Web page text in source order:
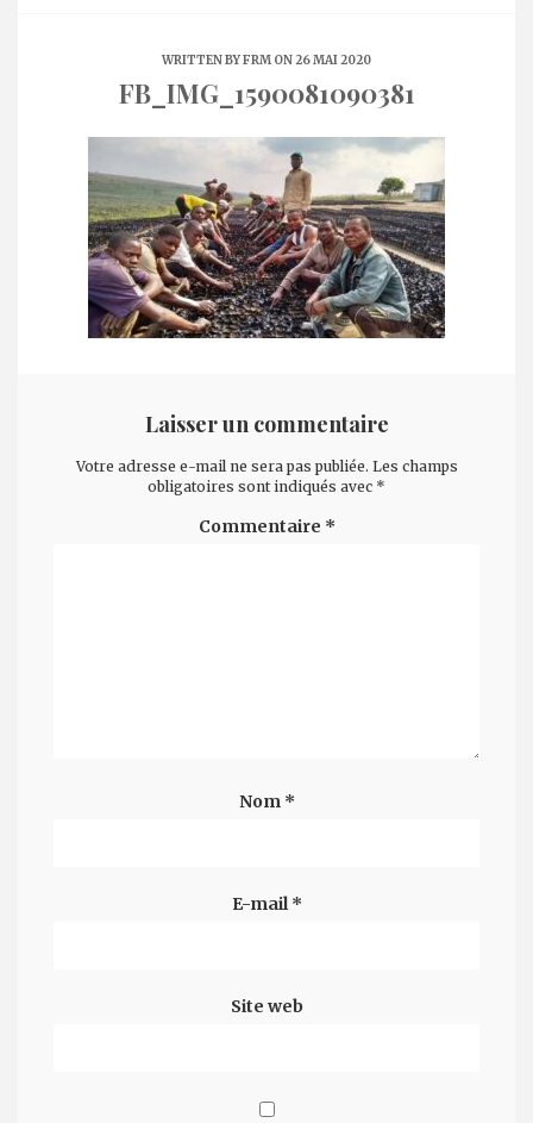
WRITTEN BYFRM ON 26 MAI 2020
FB_IMG_1590081090381
Laisser un commentaire
Votre adresse e-mail ne sera pas publiée. Les champs
obligatoires sont indiqués avec *
Commentaire *
Nom *
E-mail*
Site web